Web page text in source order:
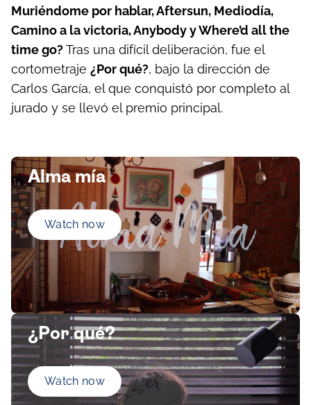
Muriéndome por hablar, Aftersun, Mediodía,
Camino a la victoria, Anybody y Where’d all the
time go?Tras una difícil deliberación, fue el
cortometraje ¿Por qué?, bajo la dirección de
Carlos García, el que conquistó por completo al
jurado y se llevó el premio principal.
Alma mía
Watch now
¿Por qué?
Watch now